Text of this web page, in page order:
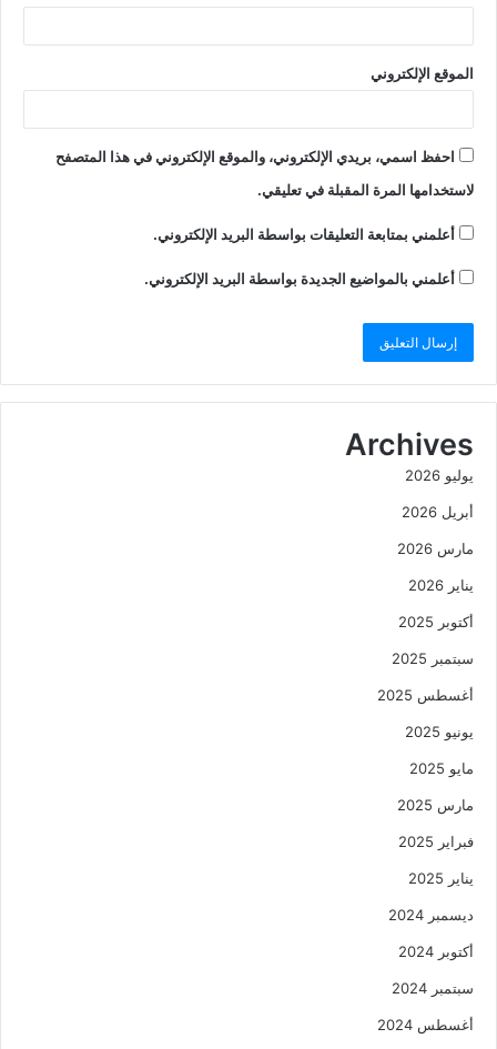
الموقع الإلكتروني
احفظ اسمي، بريدي الإلكتروني، والموقع الإلكتروني في هذا المتصفح
لاستخدامها المرة المقبلة في تعليقي.
أعلمني بمتابعة التعليقات بواسطة البريد الإلكتروني.
أعلمني بالمواضيع الجديدة بواسطة البريد الإلكتروني.
Archives
يوليو 2026
أبريل 2026
مارس 2026
يناير 2026
أكتوبر 2025
سبتمبر 2025
أغسطس 2025
يونيو 2025
مايو 2025
مارس 2025
فبراير 2025
يناير 2025
ديسمبر 2024
أكتوبر 2024
سبتمبر 2024
أغسطس 2024